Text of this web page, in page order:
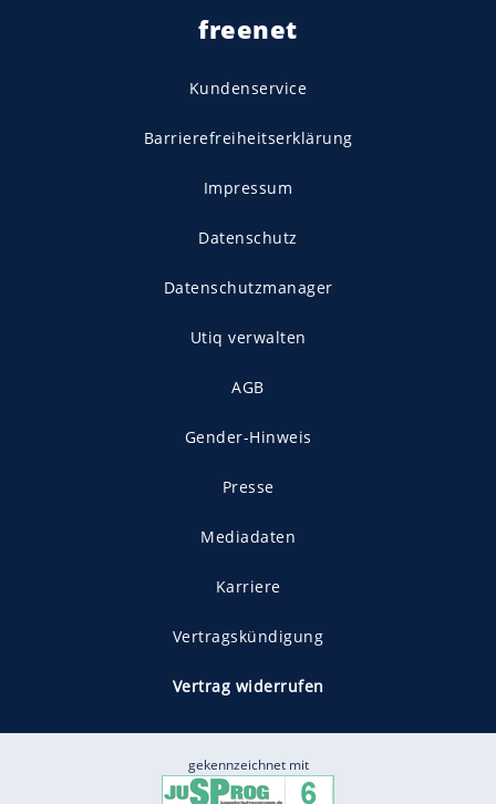
freenet
Kundenservice
Barrierefreiheitserklärung
Impressum
Datenschutz
Datenschutzmanager
Utiq verwalten
AGB
Gender-Hinweis
Presse
Mediadaten
Karriere
Vertragskündigung
Vertrag widerrufen
gekennzeichnet mit